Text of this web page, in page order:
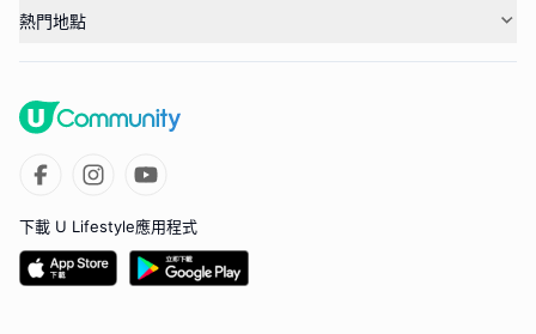
熱門地點
下載 U Lifestyle應用程式